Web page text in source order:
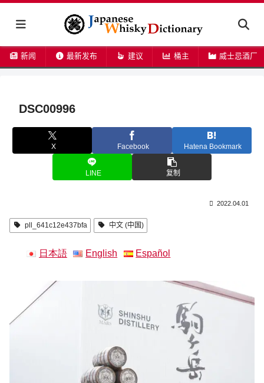
新闻 最新发布 建议 桶主 威士忌酒厂
DSC00996
X Facebook Hatena Bookmark
LINE 复制
2022.04.01
pll_641c12e437bfa 中文 (中国)
日本語 English Español